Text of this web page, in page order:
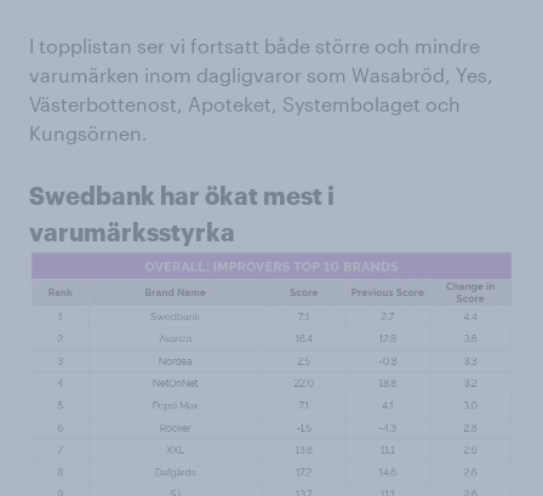
I topplistan ser vi fortsatt både större och mindre
varumärken inom dagligvaror som Wasabröd, Yes,
Västerbottenost, Apoteket, Systembolaget och
Kungsörnen.
Swedbank har ökat mest i
varumärksstyrka